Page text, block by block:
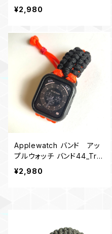
イクトレイル_赤黒・グレイ
¥2,980
Applewatch バンド アッ
プルウォッチ バンド44_Trai
torMM_赤黒
¥2,980